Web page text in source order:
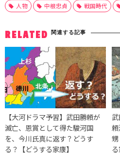
人物 中根忠貞 戦国時代
RELATED 関連する記事
【大河ドラマ予習】武田勝頼が
滅亡、恩賞として得た駿河国
を、今川氏真に返す？どうす
る？【どうする家康】
る